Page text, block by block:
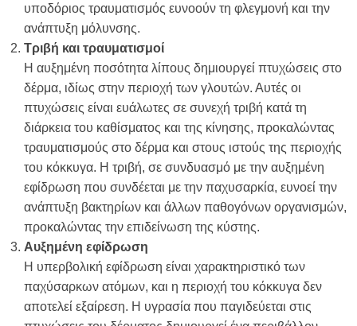
υποδόριος τραυματισμός ευνοούν τη φλεγμονή και την
ανάπτυξη μόλυνσης.
Τριβή και τραυματισμοί
Η αυξημένη ποσότητα λίπους δημιουργεί πτυχώσεις στο
δέρμα, ιδίως στην περιοχή των γλουτών. Αυτές οι
πτυχώσεις είναι ευάλωτες σε συνεχή τριβή κατά τη
διάρκεια του καθίσματος και της κίνησης, προκαλώντας
τραυματισμούς στο δέρμα και στους ιστούς της περιοχής
του κόκκυγα. Η τριβή, σε συνδυασμό με την αυξημένη
εφίδρωση που συνδέεται με την παχυσαρκία, ευνοεί την
ανάπτυξη βακτηρίων και άλλων παθογόνων οργανισμών,
προκαλώντας την επιδείνωση της κύστης.
Αυξημένη εφίδρωση
Η υπερβολική εφίδρωση είναι χαρακτηριστικό των
παχύσαρκων ατόμων, και η περιοχή του κόκκυγα δεν
αποτελεί εξαίρεση. Η υγρασία που παγιδεύεται στις